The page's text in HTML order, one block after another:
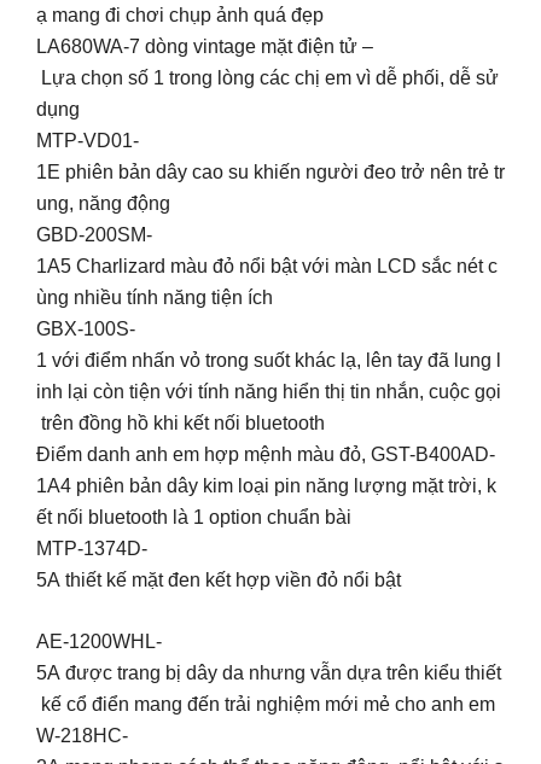
ạ mang đi chơi chụp ảnh quá đẹp
LA680WA-7 dòng vintage mặt điện tử –
Lựa chọn số 1 trong lòng các chị em vì dễ phối, dễ sử
dụng
MTP-VD01-
1E phiên bản dây cao su khiến người đeo trở nên trẻ tr
ung, năng động
GBD-200SM-
1A5 Charlizard màu đỏ nổi bật với màn LCD sắc nét c
ùng nhiều tính năng tiện ích
GBX-100S-
1 với điểm nhấn vỏ trong suốt khác lạ, lên tay đã lung l
inh lại còn tiện với tính năng hiển thị tin nhắn, cuộc gọi
trên đồng hồ khi kết nối bluetooth
Điểm danh anh em hợp mệnh màu đỏ, GST-B400AD-
1A4 phiên bản dây kim loại pin năng lượng mặt trời, k
ết nối bluetooth là 1 option chuẩn bài
MTP-1374D-
5A thiết kế mặt đen kết hợp viền đỏ nổi bật
AE-1200WHL-
5A được trang bị dây da nhưng vẫn dựa trên kiểu thiết
kế cổ điển mang đến trải nghiệm mới mẻ cho anh em
W-218HC-